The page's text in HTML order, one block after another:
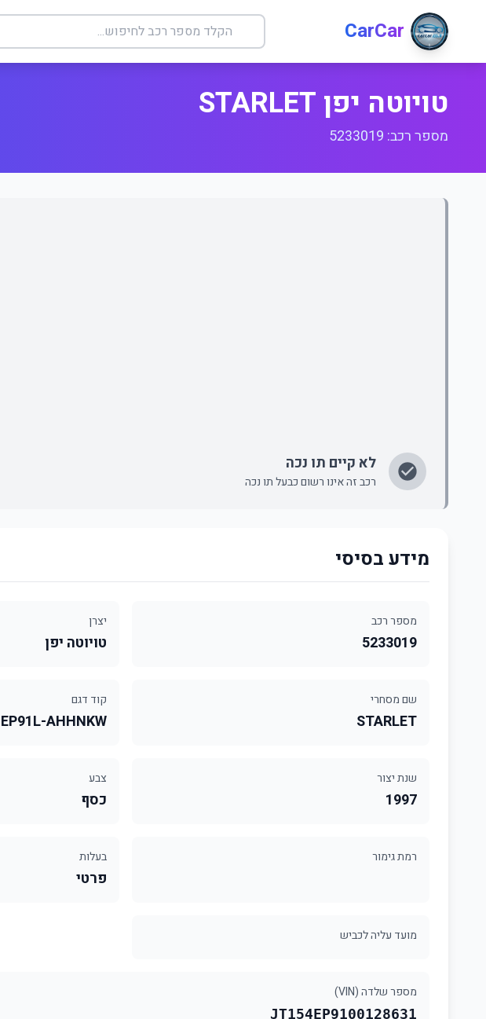
CarCar
טויוטה יפן STARLET
מספר רכב: 5233019
לא קיים תו נכה
רכב זה אינו רשום כבעל תו נכה
מידע בסיסי
מספר רכב
5233019
יצרן
טויוטה יפן
שם מסחרי
STARLET
קוד דגם
EP91L-AHHNKW
שנת יצור
1997
צבע
כסף
רמת גימור בעלות
פרטי
מועד עליה לכביש
מספר שלדה (VIN)
JT154EP9100128631